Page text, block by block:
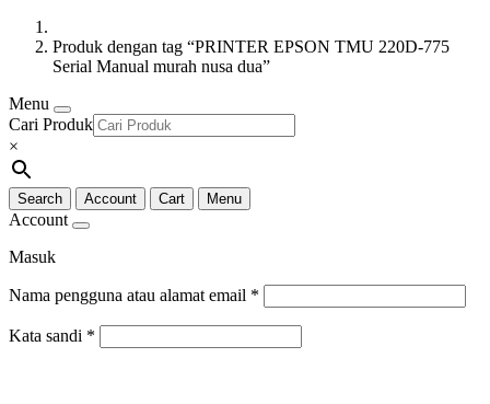
Produk dengan tag “PRINTER EPSON TMU 220D-775
Serial Manual murah nusa dua”
Menu
Cari Produk
×
Search Account Cart Menu
Account
Masuk
Nama pengguna atau alamat email *
Kata sandi *